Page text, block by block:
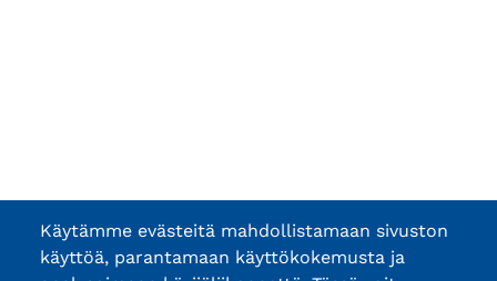
Käytämme evästeitä mahdollistamaan sivuston
käyttöä, parantamaan käyttökokemusta ja